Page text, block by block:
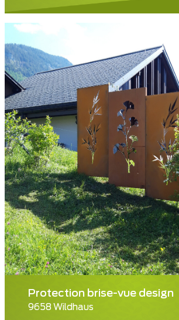
Protection brise-vue design
9658 Wildhaus